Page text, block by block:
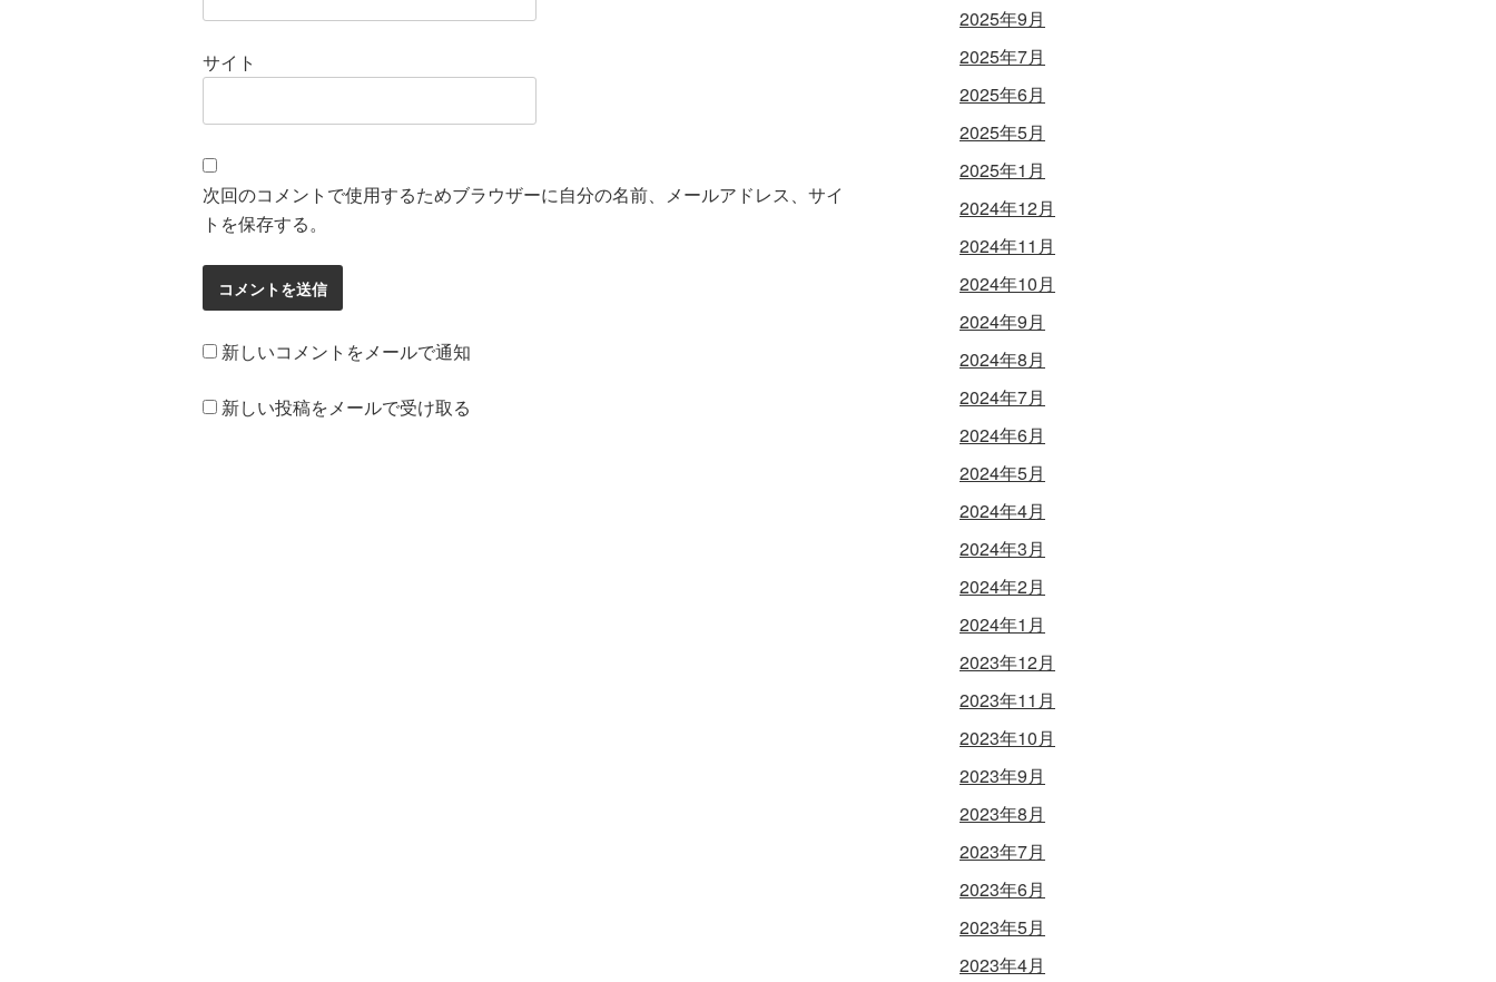
サイト
次回のコメントで使用するためブラウザーに自分の名前、メールアドレス、サイ
トを保存する。
新しいコメントをメールで通知
新しい投稿をメールで受け取る
2025年9月
2025年7月
2025年6月
2025年5月
2025年1月
2024年12月
2024年11月
2024年10月
2024年9月
2024年8月
2024年7月
2024年6月
2024年5月
2024年4月
2024年3月
2024年2月
2024年1月
2023年12月
2023年11月
2023年10月
2023年9月
2023年8月
2023年7月
2023年6月
2023年5月
2023年4月